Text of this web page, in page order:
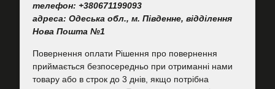
телефон: +380671199093
адреса: Одеська обл., м. Південне, відділення
Нова Пошта №1
Повернення оплати Рішення про повернення
приймається безпосередньо при отриманні нами
товару або в строк до 3 днів, якщо потрібна